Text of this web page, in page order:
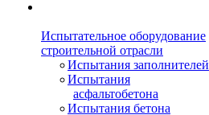
Испытательное оборудование
строительной отрасли
Испытания заполнителей
Испытания
асфальтобетона
Испытания бетона